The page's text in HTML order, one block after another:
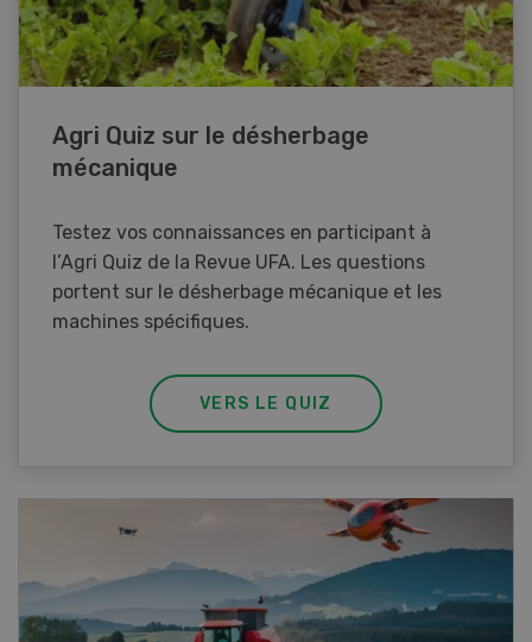
Agri Quiz sur le désherbage
mécanique
Testez vos connaissances en participant à
l’Agri Quiz de la Revue UFA. Les questions
portent sur le désherbage mécanique et les
machines spécifiques.
VERS LE QUIZ